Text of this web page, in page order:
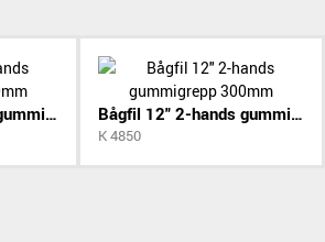
Bågfil 12" 1-hands gummigrepp 300mm Bågfil 12" 2-hands gummigrepp 300mm
K 4850